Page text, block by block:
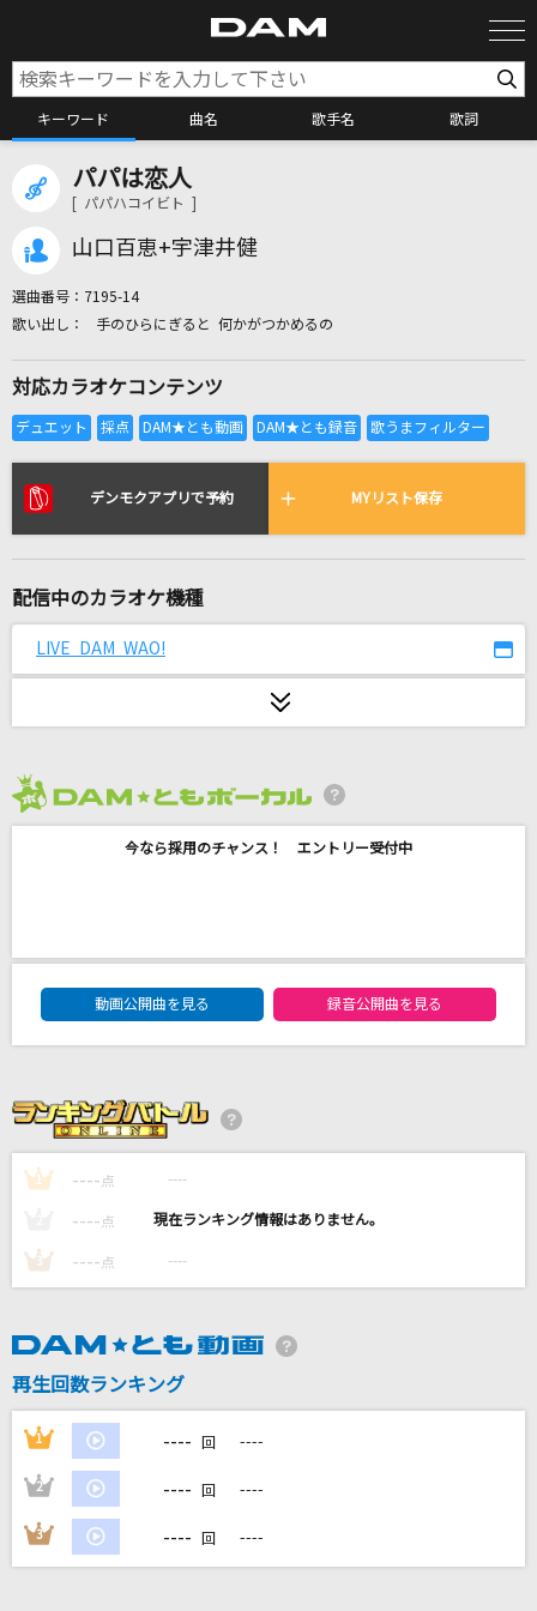
キーワード 曲名 歌手名 歌詞
全国りれき
リアルタイムで歌われている曲の一覧
ダーリン
JUST LIVE MORE
対馬海峡
高嶺のなでしこ
黒毛和牛上塩タン焼680円
感電(ビデオクリップバージョン)
スキマスイッチ
カラオケ最新情報をチェック！
パパは恋人
[ パパハコイビト ]
山口百恵+宇津井健
選曲番号： 7195-14
手のひらにぎると 何かがつかめるの
対応カラオケコンテンツ
デンモクアプリで予約 MYリスト保存
配信中のカラオケ機種
LIVE DAM WAO!
今なら採用のチャンス！ エントリー受付中
DAM★ともボーカルエントリーランキング
動画公開曲を見る
録音公開曲を見る
1 ---- 点 ----
---- 点 ----
3 ---- 点 ----
再生回数ランキング
1 ---- 回 ----
2 ---- 回 ----
3 ---- 回 ----